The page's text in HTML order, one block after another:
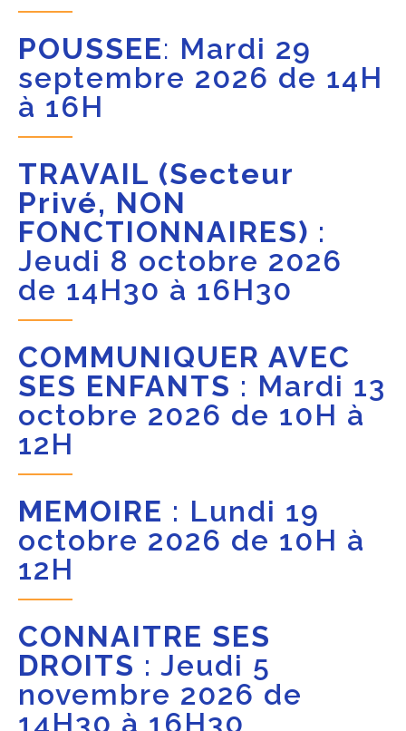
POUSSEE: Mardi 29
septembre 2026 de 14H
à 16H
TRAVAIL (Secteur
Privé, NON
FONCTIONNAIRES) :
Jeudi 8 octobre 2026
de 14H30 à 16H30
COMMUNIQUER AVEC
SES ENFANTS : Mardi 13
octobre 2026 de 10H à
12H
MEMOIRE : Lundi 19
octobre 2026 de 10H à
12H
CONNAITRE SES
DROITS : Jeudi 5
novembre 2026 de
14H30 à 16H30